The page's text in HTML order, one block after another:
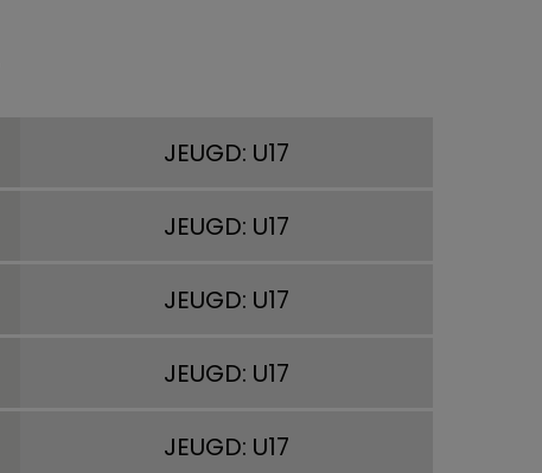
JEUGD: U17
JEUGD: U17
JEUGD: U17
JEUGD: U17
JEUGD: U17